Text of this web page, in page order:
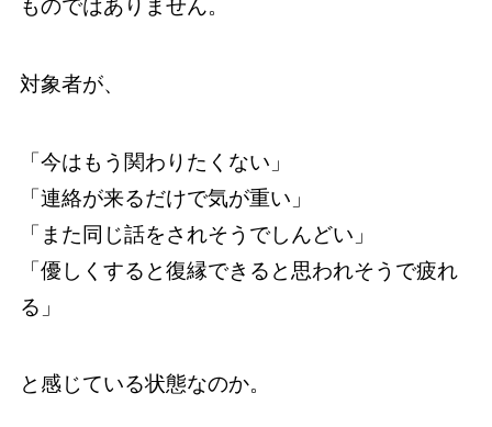
ものではありません。
対象者が、
「今はもう関わりたくない」
「連絡が来るだけで気が重い」
「また同じ話をされそうでしんどい」
「優しくすると復縁できると思われそうで疲れ
る」
と感じている状態なのか。